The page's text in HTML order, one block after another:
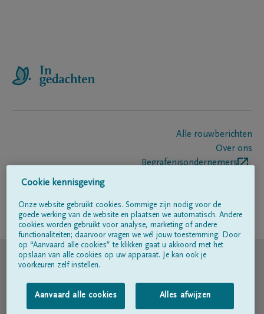
Alle rouwberichten
Over ons
Begrafenisondernemers
Volg ons op
© DELA
Gebruiksvoorwaarden
Privacyverklaring
Cookie kennisgeving
Onze website gebruikt cookies. Sommige zijn nodig voor de
goede werking van de website en plaatsen we automatisch. Andere
cookies worden gebruikt voor analyse, marketing of andere
functionaliteiten; daarvoor vragen we wél jouw toestemming. Door
op “Aanvaard alle cookies” te klikken gaat u akkoord met het
opslaan van alle cookies op uw apparaat. Je kan ook je
voorkeuren zelf instellen.
Aanvaard alle cookies Alles afwijzen